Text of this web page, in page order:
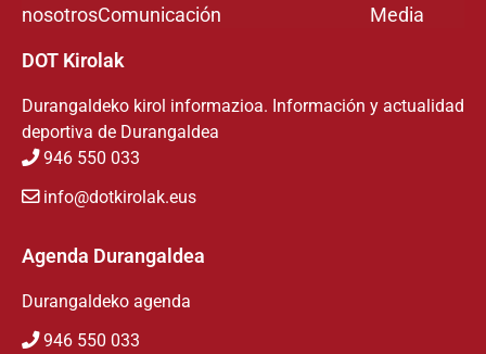
nosotrosComunicación
Media
DOT Kirolak
Durangaldeko kirol informazioa. Información y actualidad
deportiva de Durangaldea
946 550 033
info@dotkirolak.eus
Agenda Durangaldea
Durangaldeko agenda
946 550 033